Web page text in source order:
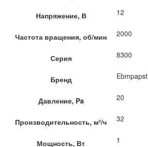
Напряжение, В 12
Частота вращения, об/мин 2000
Серия 8300
Бренд Ebmpapst
Давление, Pa 20
Производительность, м³/ч 32
Мощность, Вт 1